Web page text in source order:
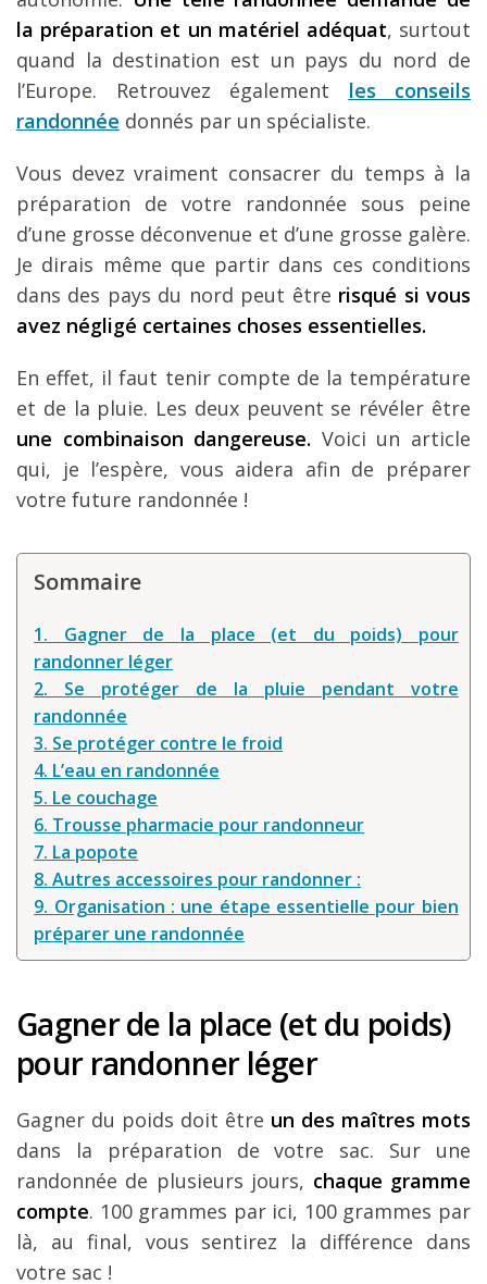
la préparation et un matériel adéquat, surtout
quand la destination est un pays du nord de
l’Europe. Retrouvez également les conseils
randonnée donnés par un spécialiste.
Vous devez vraiment consacrer du temps à la
préparation de votre randonnée sous peine
d’une grosse déconvenue et d’une grosse galère.
Je dirais même que partir dans ces conditions
dans des pays du nord peut être risqué si vous
avez négligé certaines choses essentielles.
En effet, il faut tenir compte de la température
et de la pluie. Les deux peuvent se révéler être
une combinaison dangereuse. Voici un article
qui, je l’espère, vous aidera afin de préparer
votre future randonnée !
Sommaire
1. Gagner de la place (et du poids) pour
randonner léger
2. Se protéger de la pluie pendant votre
randonnée
3. Se protéger contre le froid
4. L’eau en randonnée
5. Le couchage
6. Trousse pharmacie pour randonneur
7. La popote
8. Autres accessoires pour randonner :
9. Organisation : une étape essentielle pour bien
préparer une randonnée
Gagner de la place (et du poids)
pour randonner léger
Gagner du poids doit être un des maîtres mots
dans la préparation de votre sac. Sur une
randonnée de plusieurs jours, chaque gramme
compte. 100 grammes par ici, 100 grammes par
là, au final, vous sentirez la différence dans
votre sac !